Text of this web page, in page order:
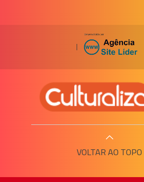
|
VOLTAR AO TOPO